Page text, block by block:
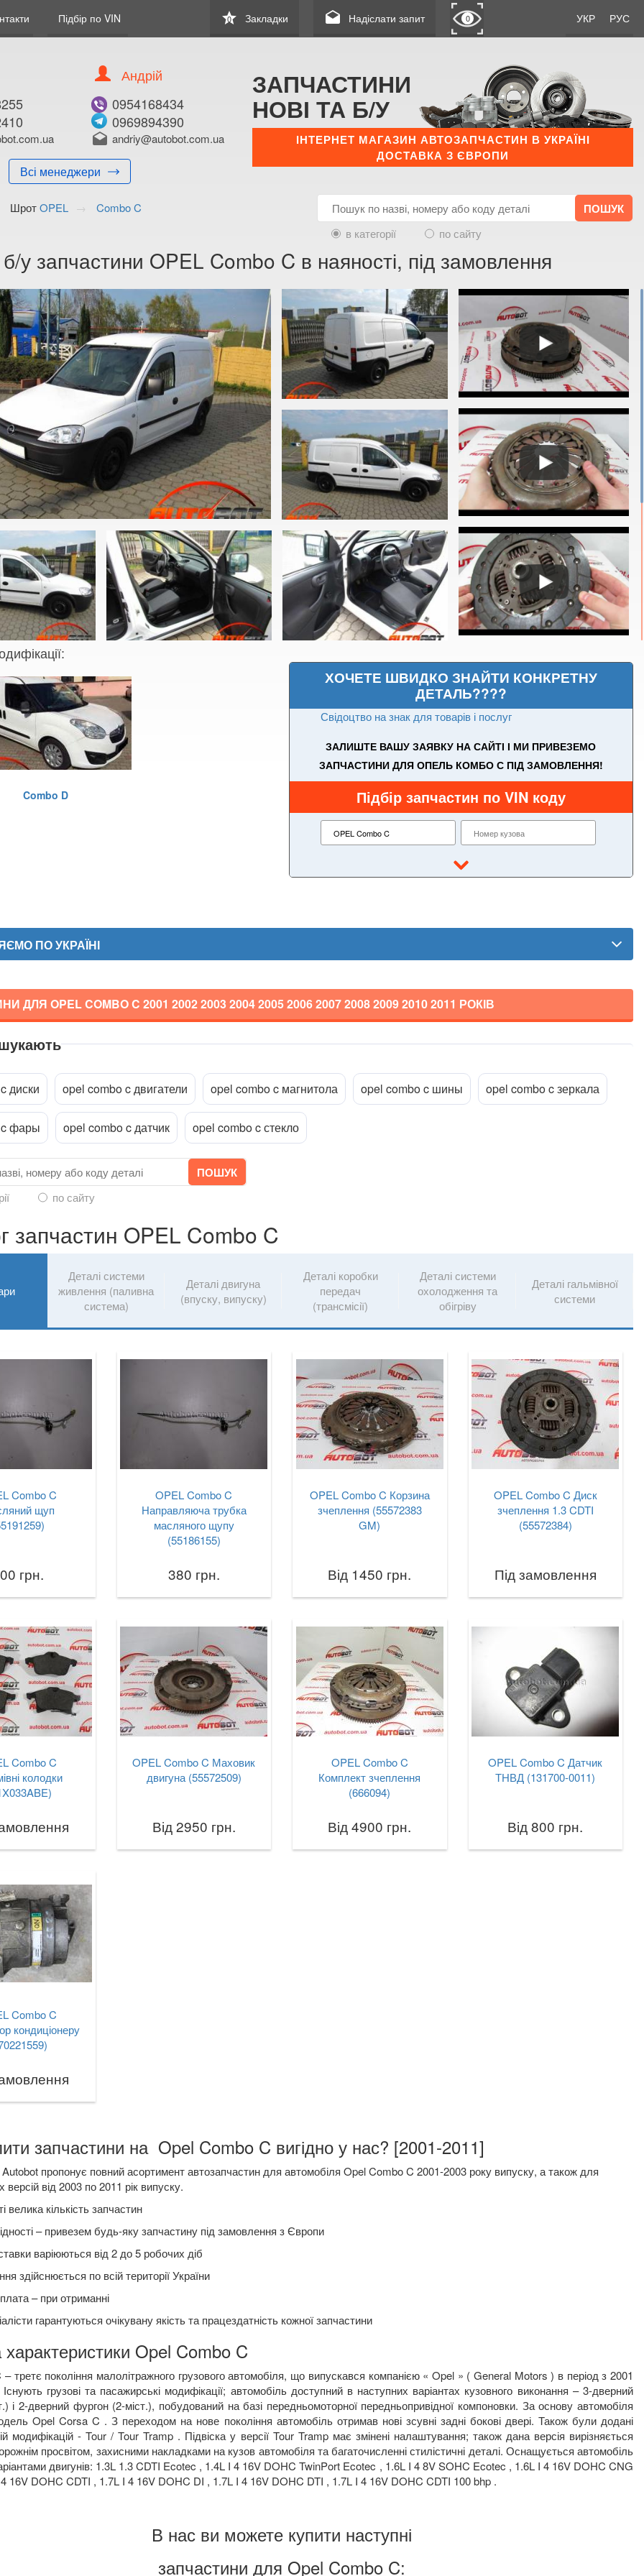
Підбір по VIN УКР РУС
star
0 Закладки drafts Надіслати запит 0
Всі менеджери
Андрій
0954168434
0969894390
drafts andriy@autobot.com.ua
ЗАПЧАСТИНИ
НОВІ ТА Б/У
ІНТЕРНЕТ МАГАЗИН АВТОЗАПЧАСТИН В УКРАЇНІ
ДОСТАВКА З ЄВРОПИ
ШротOPEL
Combo C
в категорії
по сайту
у запчастини OPEL Combo C в наяності, під замовлення
Combo D
ХОЧЕТЕ ШВИДКО ЗНАЙТИ КОНКРЕТНУ
ДЕТАЛЬ????
Свідоцтво на знак для товарів і послуг
ЗАЛИШТЕ ВАШУ ЗАЯВКУ НА САЙТІ І МИ ПРИВЕЗЕМО
ЗАПЧАСТИНИ ДЛЯ ОПЕЛЬ КОМБО С ПІД ЗАМОВЛЕННЯ!
Підбір запчастин по VIN коду
ПО УКРАЇНІ
ДЛЯ OPEL COMBO C 2001 2002 2003 2004 2005 2006 2007 2008 2009 2010 2011 РОКІВ
диски opel combo c двигатели opel combo c магнитола opel combo c шины opel combo c зеркала
c фары opel combo c датчик opel combo c стекло
по сайту
запчастин OPEL Combo C
Деталі системи
живлення (паливна
система)
Деталі двигуна
(впуску, випуску)
Деталі коробки
передач
(трансмісії)
Деталі системи
охолодження та
обігріву
Деталі гальмівної
системи
Combo C
щуп
грн.
OPEL Combo C
Направляюча трубка
масляного щупу
(55186155)
380 грн.
OPEL Combo C Корзина
зчеплення (55572383
GM)
Від 1450 грн.
OPEL Combo C Диск
зчеплення 1.3 CDTI
(55572384)
Під замовлення
Combo C
колодки
OPEL Combo C Маховик
двигуна (55572509)
Від 2950 грн.
OPEL Combo C
Комплект зчеплення
(666094)
Від 4900 грн.
OPEL Combo C Датчик
ТНВД (131700-0011)
Від 800 грн.
Combo C
кондиціонеру
запчастини на Opel Combo C вигідно у нас? [2001-2011]
пропонує повний асортимент автозапчастин для автомобіля Opel Combo C 2001-2003 року випуску, а також для
версій від 2003 по 2011 рік випуску.
велика кількість запчастин
– привезем будь-яку запчастину під замовлення з Європи
варіюються від 2 до 5 робочих діб
здійснюється по всій території України
– при отриманні
гарантуються очікувану якість та працездатність кожної запчастини
Opel Combo C
третє покоління малолітражного грузового автомобіля, що випускався компанією « Opel » ( General Motors ) в період з 2001
грузові та пасажирські модифікації; автомобіль доступний в наступних варіантах кузовного виконання – 3-дверний
і 2-дверний фургон (2-міст.), побудований на базі передньомоторної передньопривідної компоновки. За основу автомобіля
Opel Corsa C . З переходом на нове покоління автомобіль отримав нові зсувні задні бокові двері. Також були додані
модифікацій - Tour / Tour Tramp . Підвіска у версії Tour Tramp має змінені налаштування; також дана версія вирізняється
просвітом, захисними накладками на кузов автомобіля та багаточисленні стилістичні деталі. Оснащується автомобіль
двигунів: 1.3L 1.3 CDTI Ecotec , 1.4L I 4 16V DOHC TwinPort Ecotec , 1.6L I 4 8V SOHC Ecotec , 1.6L I 4 16V DOHC CNG
16V DOHC CDTI , 1.7L I 4 16V DOHC DI , 1.7L I 4 16V DOHC DTI , 1.7L I 4 16V DOHC CDTI 100 bhp .
В нас ви можете купити наступні
запчастини для Opel Combo C: